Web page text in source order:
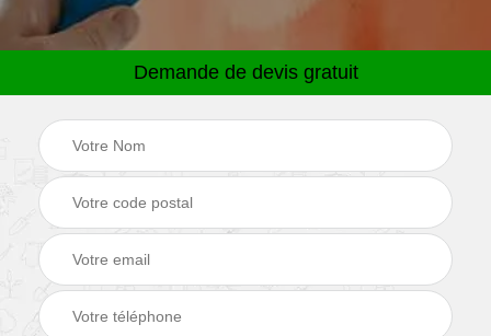
Demande de devis gratuit